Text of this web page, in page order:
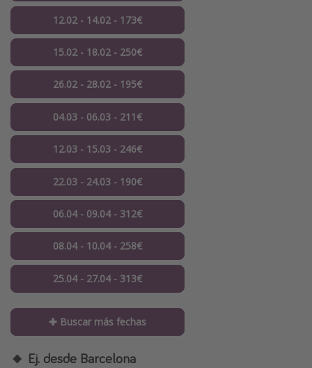
12.02 - 14.02 - 173€
15.02 - 18.02 - 250€
26.02 - 28.02 - 195€
04.03 - 06.03 - 211€
12.03 - 15.03 - 246€
22.03 - 24.03 - 190€
06.04 - 09.04 - 312€
08.04 - 10.04 - 258€
25.04 - 27.04 - 313€
✚ Buscar más fechas
🔸 Ej. desde Barcelona